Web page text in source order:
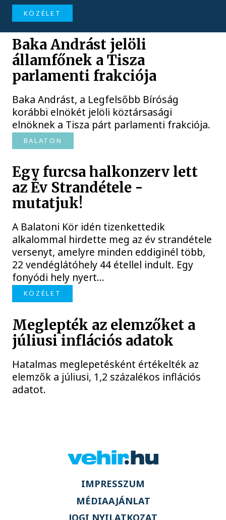
KÖZÉLET
Baka Andrást jelöli
államfőnek a Tisza
parlamenti frakciója
Baka Andrást, a Legfelsőbb Bíróság
korábbi elnökét jelöli köztársasági
elnöknek a Tisza párt parlamenti frakciója.
BALATON
Egy furcsa halkonzerv lett
az Év Strandétele -
mutatjuk!
A Balatoni Kör idén tizenkettedik
alkalommal hirdette meg az év strandétele
versenyt, amelyre minden eddiginél több,
22 vendéglátóhely 44 étellel indult. Egy
fonyódi hely nyert...
KÖZÉLET
Meglepték az elemzőket a
júliusi inflációs adatok
Hatalmas meglepetésként értékelték az
elemzők a júliusi, 1,2 százalékos inflációs
adatot.
IMPRESSZUM
MÉDIAAJÁNLAT
JOGI NYILATKOZAT